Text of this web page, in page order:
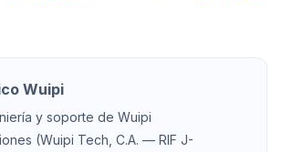
Wuipi
y soporte de Wuipi
(Wuipi Tech, C.A. — RIF J-